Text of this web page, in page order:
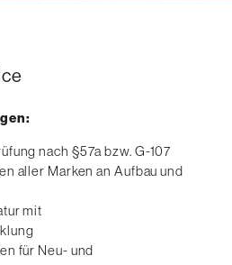
nach §57a bzw. G-107
aller Marken an Aufbau und
mit
für Neu- und